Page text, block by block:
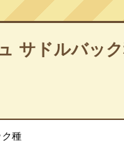
サドルバッ
ク種